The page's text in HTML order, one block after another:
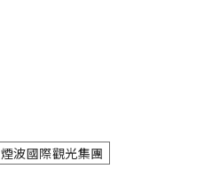
煙波國際觀光集團